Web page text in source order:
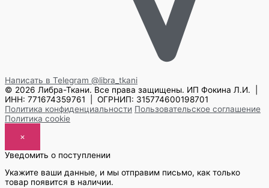
Написать в Telegram @libra_tkani
© 2026 Либра-Ткани. Все права защищены. ИП Фокина Л.И. |
ИНН: 771674359761 | ОГРНИП: 315774600198701
Политика конфиденциальности Пользовательское соглашение
Политика cookie
×
Уведомить о поступлении
Укажите ваши данные, и мы отправим письмо, как только
товар появится в наличии.